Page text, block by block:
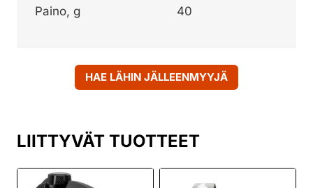
Paino, g
40
HAE LÄHIN JÄLLEENMYYJÄ
LIITTYVÄT TUOTTEET